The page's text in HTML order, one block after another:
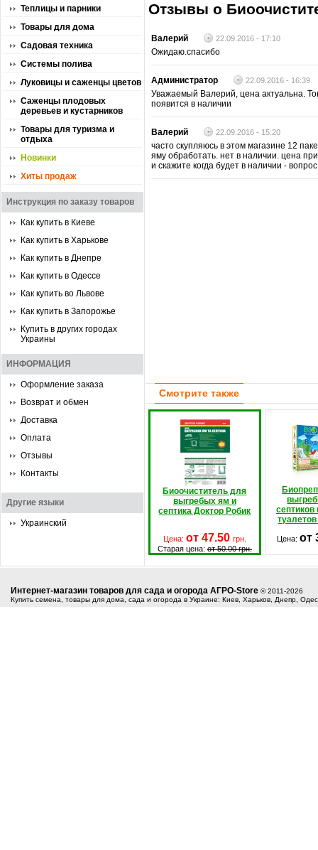
Теплицы и парники
Товары для дома
Садовая техника
Системы полива
Луковицы и саженцы цветов
Саженцы плодовых
деревьев и кустарников
Товары для туризма и
отдыха
Новинки
Хиты продаж
Инструкция по заказу товаров
Как купить в Киеве
Как купить в Харькове
Как купить в Днепре
Как купить в Одессе
Как купить во Львове
Как купить в Запорожье
Купить в других городах
Украины
ИНФОРМАЦИЯ
Оформление заказа
Возврат и обмен
Доставка
Оплата
Отзывы
Контакты
Другие языки
Украинский
Отзывы о
Валерий 22.09.2016 - 17:10
Ожидаю.спасибо
Администратор 22.09.2016 - 16:39
Уважаемый Валерий, цена актуальна.
появится в наличии
Валерий 22.09.2016 - 15:20
часто скупляюсь в этом магазине 12
яму обработать. нет в наличии. цена
и скажите когда будет в наличии -
Смотрите также
Биоочиститель для
выгребых ям и
септика Доктор Робик
Цена: от 47.50 грн.
Старая цена: от 50.00 грн.
Цена:от
Интернет-магазин товаров для сада и огорода АГРО-Store © 2011-2026
Купить семена, товары для дома, сада и огорода в Украине: Киев, Харьков, Днепр,